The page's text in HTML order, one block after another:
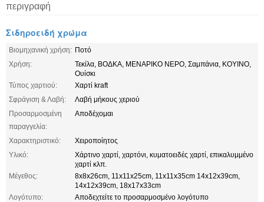
περιγραφή
Σιδηροειδή χρώμα
Βιομηχανική χρήση: Ποτό
Χρήση:
Τεκίλα, ΒΟΔΚΑ, ΜΕΝΑΡΙΚΟ ΝΕΡΟ, Σαμπάνια, ΚΟΥΙΝΟ,
Ουίσκι
Τύπος χαρτιού:
Χαρτί kraft
Σφράγιση & Λαβή:
Λαβή μήκους χεριού
Προσαρμοσμένη
παραγγελία:
Αποδέχομαι
Χαρακτηριστικό:
Χειροποίητος
Υλικό:
Χάρτινο χαρτί, χαρτόνι, κυματοειδές χαρτί, επικαλυμμένο
χαρτί κλπ.
Μέγεθος:
8x8x26cm, 11x11x25cm, 11x11x35cm 14x12x39cm,
14x12x39cm, 18x17x33cm
Λογότυπο:
Αποδεχτείτε το προσαρμοσμένο λογότυπο